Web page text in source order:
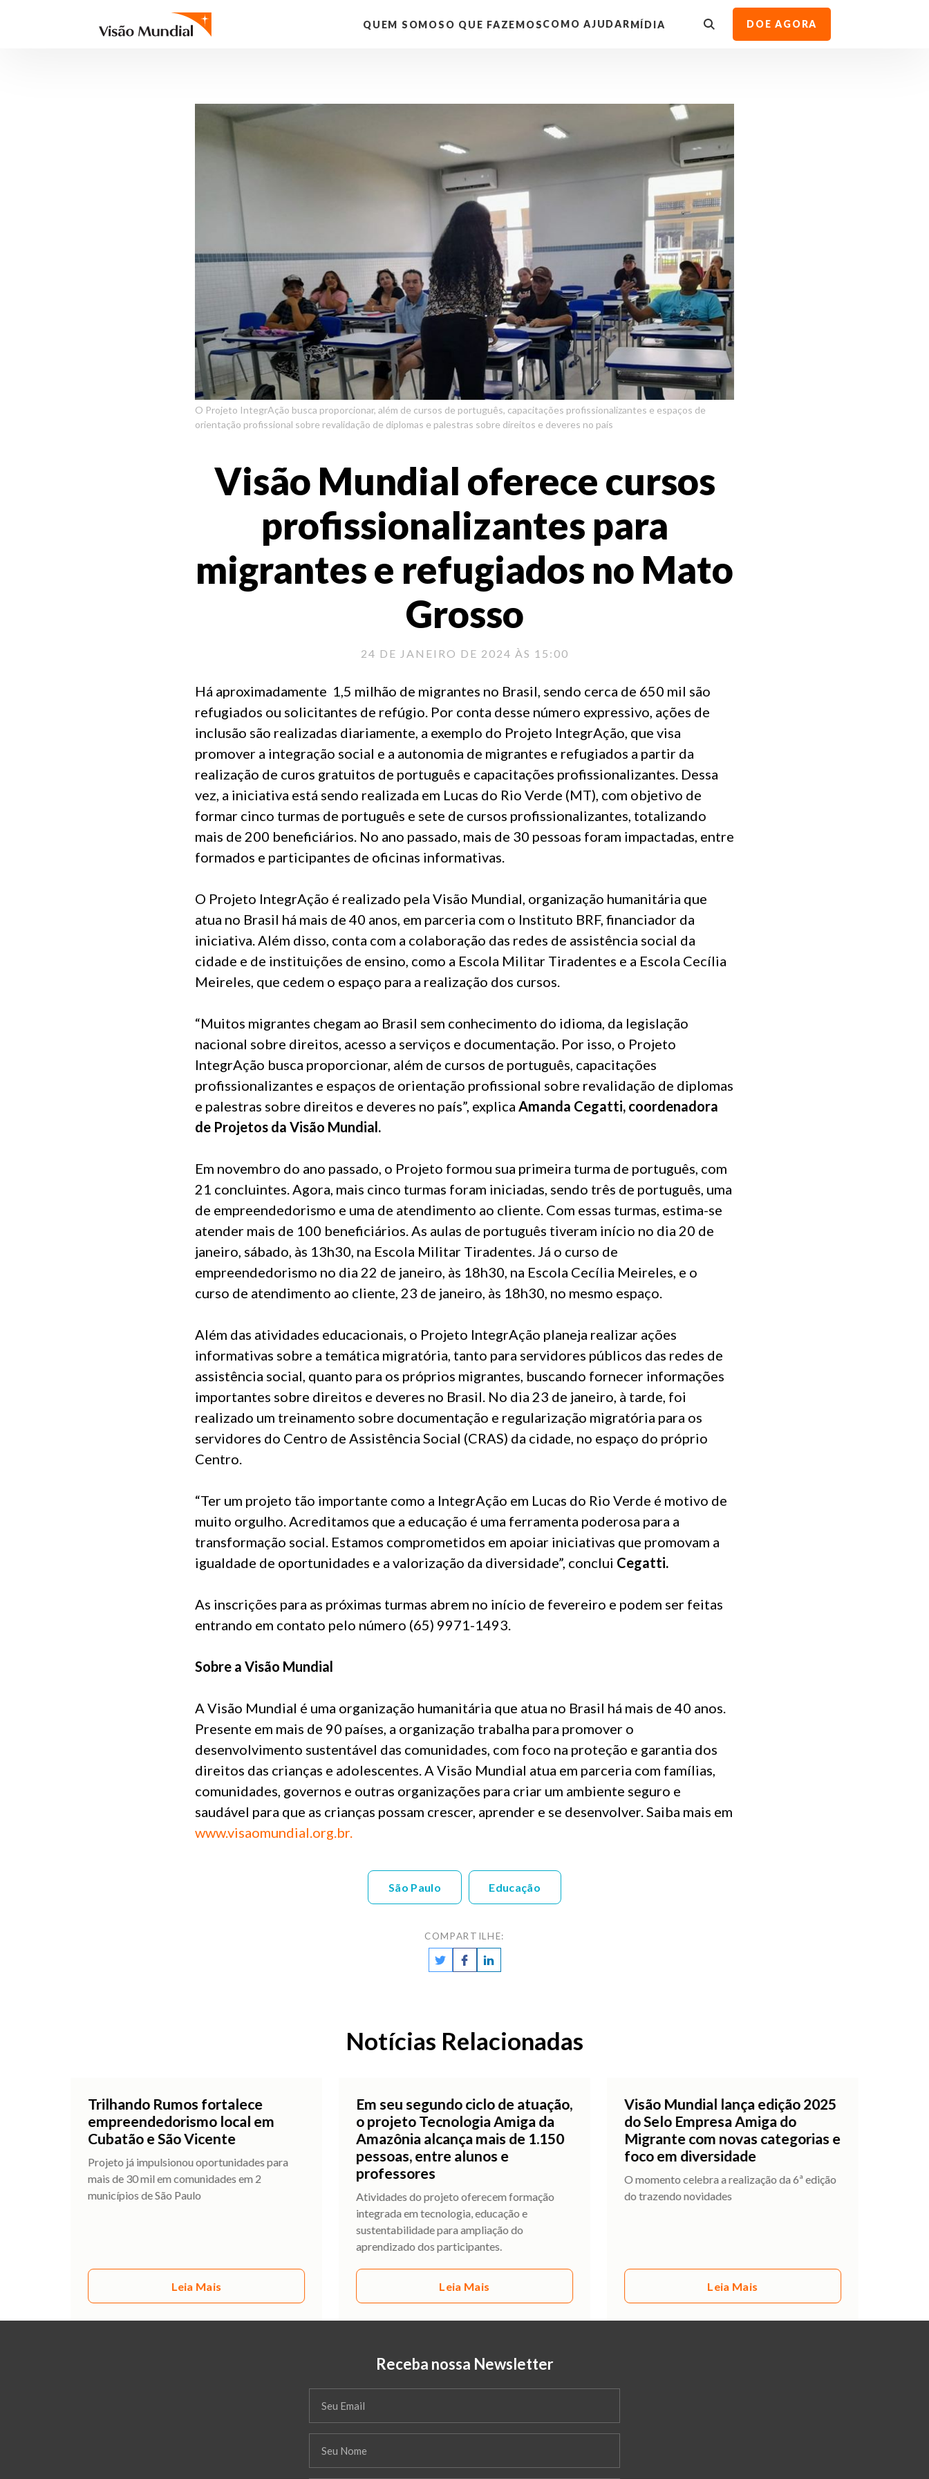
QUEM SOMOS O QUE FAZEMOSCOMO AJUDARMÍDIA DOE AGORA
O Projeto IntegrAção busca proporcionar, além de cursos de português, capacitações profissionalizantes e espaços de
orientação profissional sobre revalidação de diplomas e palestras sobre direitos e deveres no país
Visão Mundial oferece cursos
profissionalizantes para
migrantes e refugiados no Mato
Grosso
24 DE JANEIRO DE 2024 ÀS 15:00
Há aproximadamente 1,5 milhão de migrantes no Brasil, sendo cerca de 650 mil são
refugiados ou solicitantes de refúgio. Por conta desse número expressivo, ações de
inclusão são realizadas diariamente, a exemplo do Projeto IntegrAção, que visa
promover a integração social e a autonomia de migrantes e refugiados a partir da
realização de curos gratuitos de português e capacitações profissionalizantes. Dessa
vez, a iniciativa está sendo realizada em Lucas do Rio Verde (MT), com objetivo de
formar cinco turmas de português e sete de cursos profissionalizantes, totalizando
mais de 200 beneficiários. No ano passado, mais de 30 pessoas foram impactadas, entre
formados e participantes de oficinas informativas.
O Projeto IntegrAção é realizado pela Visão Mundial, organização humanitária que
atua no Brasil há mais de 40 anos, em parceria com o Instituto BRF, financiador da
iniciativa. Além disso, conta com a colaboração das redes de assistência social da
cidade e de instituições de ensino, como a Escola Militar Tiradentes e a Escola Cecília
Meireles, que cedem o espaço para a realização dos cursos.
“Muitos migrantes chegam ao Brasil sem conhecimento do idioma, da legislação
nacional sobre direitos, acesso a serviços e documentação. Por isso, o Projeto
IntegrAção busca proporcionar, além de cursos de português, capacitações
profissionalizantes e espaços de orientação profissional sobre revalidação de diplomas
e palestras sobre direitos e deveres no país”, explica Amanda Cegatti, coordenadora
de Projetos da Visão Mundial.
Em novembro do ano passado, o Projeto formou sua primeira turma de português, com
21 concluintes. Agora, mais cinco turmas foram iniciadas, sendo três de português, uma
de empreendedorismo e uma de atendimento ao cliente. Com essas turmas, estima-se
atender mais de 100 beneficiários. As aulas de português tiveram início no dia 20 de
janeiro, sábado, às 13h30, na Escola Militar Tiradentes. Já o curso de
empreendedorismo no dia 22 de janeiro, às 18h30, na Escola Cecília Meireles, e o
curso de atendimento ao cliente, 23 de janeiro, às 18h30, no mesmo espaço.
Além das atividades educacionais, o Projeto IntegrAção planeja realizar ações
informativas sobre a temática migratória, tanto para servidores públicos das redes de
assistência social, quanto para os próprios migrantes, buscando fornecer informações
importantes sobre direitos e deveres no Brasil. No dia 23 de janeiro, à tarde, foi
realizado um treinamento sobre documentação e regularização migratória para os
servidores do Centro de Assistência Social (CRAS) da cidade, no espaço do próprio
Centro.
“Ter um projeto tão importante como a IntegrAção em Lucas do Rio Verde é motivo de
muito orgulho. Acreditamos que a educação é uma ferramenta poderosa para a
transformação social. Estamos comprometidos em apoiar iniciativas que promovam a
igualdade de oportunidades e a valorização da diversidade”, conclui Cegatti.
As inscrições para as próximas turmas abrem no início de fevereiro e podem ser feitas
entrando em contato pelo número (65) 9971-1493.
Sobre a Visão Mundial
A Visão Mundial é uma organização humanitária que atua no Brasil há mais de 40 anos.
Presente em mais de 90 países, a organização trabalha para promover o
desenvolvimento sustentável das comunidades, com foco na proteção e garantia dos
direitos das crianças e adolescentes. A Visão Mundial atua em parceria com famílias,
comunidades, governos e outras organizações para criar um ambiente seguro e
saudável para que as crianças possam crescer, aprender e se desenvolver. Saiba mais em
www.visaomundial.org.br.
São Paulo Educação
COMPARTILHE:
Notícias Relacionadas
Trilhando Rumos fortalece
empreendedorismo local em
Cubatão e São Vicente
Projeto já impulsionou oportunidades para
mais de 30 mil em comunidades em 2
municípios de São Paulo
Leia Mais
Em seu segundo ciclo de atuação,
o projeto Tecnologia Amiga da
Amazônia alcança mais de 1.150
pessoas, entre alunos e
professores
Atividades do projeto oferecem formação
integrada em tecnologia, educação e
sustentabilidade para ampliação do
aprendizado dos participantes.
Leia Mais
Visão Mundial lança edição 2025
do Selo Empresa Amiga do
Migrante com novas categorias e
foco em diversidade
O momento celebra a realização da 6ª edição
do trazendo novidades
Leia Mais
Receba nossa Newsletter